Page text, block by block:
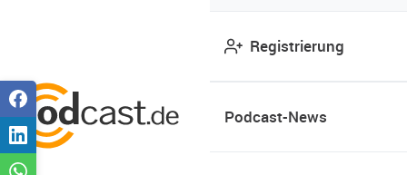
Registrierung
Podcast-News